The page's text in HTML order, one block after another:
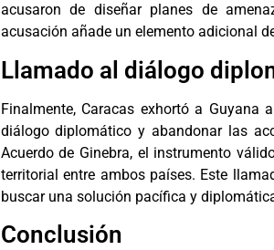
acusaron de diseñar planes de
acusación añade un elemento adicional
Llamado al diálogo
Finalmente, Caracas exhortó a Guyana
diálogo diplomático y abandonar las
Acuerdo de Ginebra, el instrumento
territorial entre ambos países. Este
buscar una solución pacífica y
Conclusión